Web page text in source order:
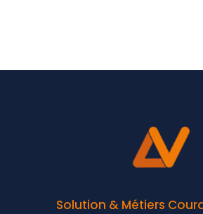
Solution & Métiers